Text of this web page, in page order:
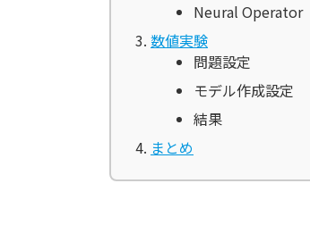
Neural Operator
数値実験
問題設定
モデル作成設定
結果
まとめ